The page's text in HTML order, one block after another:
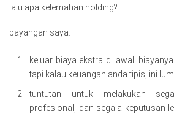
lalu apa kelemahan holding?
bayangan saya:
keluar biaya ekstra di awal.
tapi kalau keuangan anda tipis, ini
tuntutan untuk melakukan
profesional, dan segala keputusan